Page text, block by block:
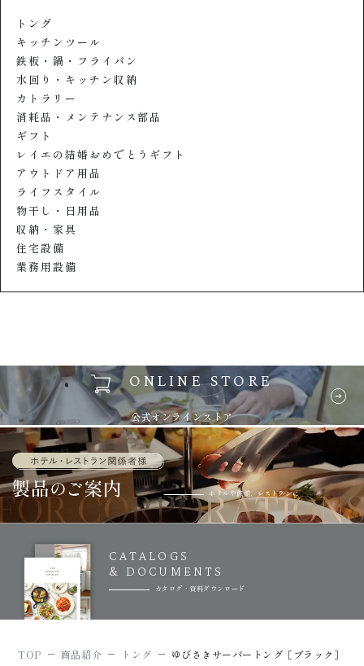
トング
キッチンツール
鉄板・鍋・フライパン
水回り・キッチン収納
カトラリー
消耗品・メンテナンス部品
ギフト
レイエの結婚おめでとうギフト
アウトドア用品
ライフスタイル
物干し・日用品
収納・家具
住宅設備
業務用設備
ONLINE STORE
公式オンラインストア
ホテルや旅館、レストランに
CATALOGS
& DOCUMENTS
カタログ・資料ダウンロード
TOP 商品紹介 トング ゆびさきサーバートング［ブラック］